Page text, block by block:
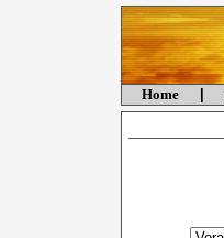
Home